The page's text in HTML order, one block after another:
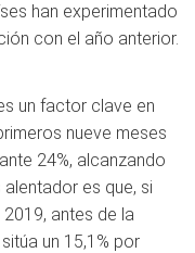
han experimentado
con el año anterior.
un factor clave en
nueve meses
24%, alcanzando
es que, si
antes de la
un 15,1% por